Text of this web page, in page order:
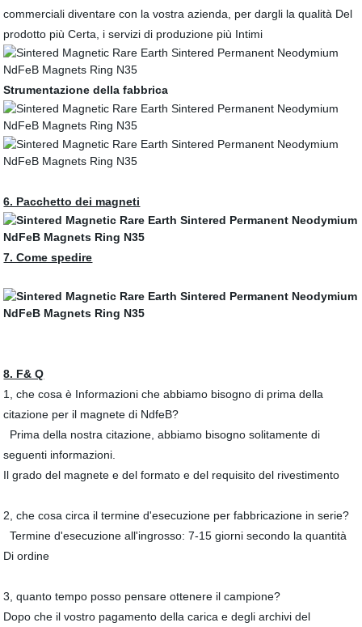
commerciali diventare con la vostra azienda, per dargli la qualità Del
prodotto più Certa, i servizi di produzione più Intimi
Strumentazione della fabbrica
6. Pacchetto dei magneti
7. Come spedire
8. F& Q
1, che cosa è Informazioni che abbiamo bisogno di prima della
citazione per il magnete di NdfeB?
Prima della nostra citazione, abbiamo bisogno solitamente di
seguenti informazioni.
Il grado del magnete e del formato e del requisito del rivestimento
2, che cosa circa il termine d'esecuzione per fabbricazione in serie?
Termine d'esecuzione all'ingrosso: 7-15 giorni secondo la quantità
Di ordine
3, quanto tempo posso pensare ottenere il campione?
Dopo che il vostro pagamento della carica e degli archivi del